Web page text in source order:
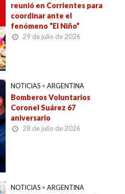
reunió en Corrientes para
coordinar ante el
fenómeno “El Niño”
29 de julio de 2026
NOTICIAS • ARGENTINA
Bomberos Voluntarios
Coronel Suárez 67
aniversario
28 de julio de 2026
NOTICIAS • ARGENTINA